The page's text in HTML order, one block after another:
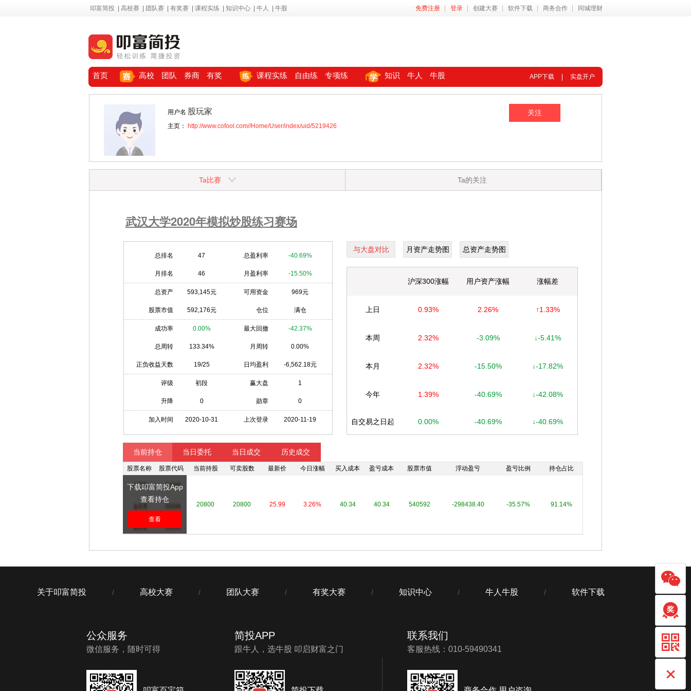
叩富简投 高校赛 团队赛 有奖赛 课程实练 知识中心 牛人 牛股 免费注册 登录 创建大赛 软件下载 商务合作 同城理财
首页 高校 团队 券商 有奖 课程实练 自由练 专项练 知识 牛人 牛股 APP下载 实盘开户
用户名 股玩家
主页： http://www.cofool.com//Home/User/index/uid/5219426
Ta比赛 Ta的关注
武汉大学2020年模拟炒股练习赛场
总排名 47 总盈利率 -40.69%
月排名 46 月盈利率 -15.50%
总资产 593,145元 可用资金 969元
股票市值 592,176元 仓位 满仓
成功率 0.00% 最大回撤 -42.37%
总周转 133.34% 月周转 0.00%
正负收益天数 19/25 日均盈利 -6,562.18元
评级 初段 赢大盘 1
升降 0 勋章 0
加入时间 2020-10-31 上次登录 2020-11-19
与大盘对比 月资产走势图 总资产走势图
沪深300涨幅 用户资产涨幅 涨幅差
上日 0.93% 2.26% ↑1.33%
本周 2.32% -3.09% ↓-5.41%
本月 2.32% -15.50% ↓-17.82%
今年 1.39% -40.69% ↓-42.08%
自交易之日起 0.00% -40.69% ↓-40.69%
当前持仓 当日委托 当日成交 历史成交
股票名称 股票代码 当前持股 可卖股数 最新价 今日涨幅 买入成本 盈亏成本 股票市值 浮动盈亏 盈亏比例 持仓占比
**** **** 20800 20800 25.99 3.26% 40.34 40.34 540592 -298438.40 -35.57% 91.14%
下载叩富简投App
查看持仓
查看
关于叩富简投 / 高校大赛 / 团队大赛 / 有奖大赛 / 知识中心 / 牛人牛股 / 软件下载
公众服务
微信服务，随时可得
简投APP
跟牛人，选牛股 叩启财富之门
联系我们
客服热线：010-59490341